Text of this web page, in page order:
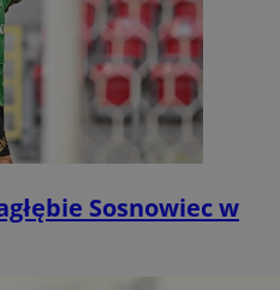
Sosnowiec w